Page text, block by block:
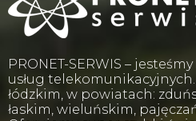
PRONET-SERWIS –
usług telekomunikacyjnych.
łódzkim, w powiatach:
łaskim, wieluńskim,